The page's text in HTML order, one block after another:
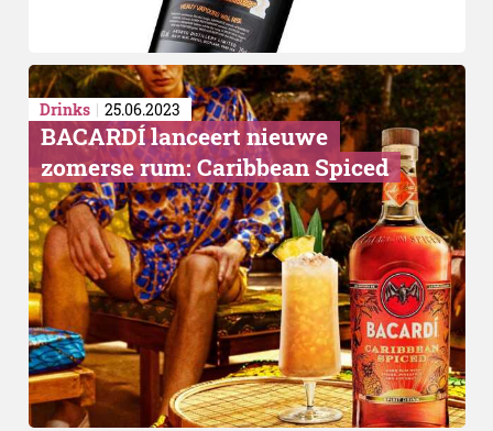
Komkommerdierentuin
Drinks 25.06.2023
BACARDÍ lanceert nieuwe
zomerse rum: Caribbean Spiced